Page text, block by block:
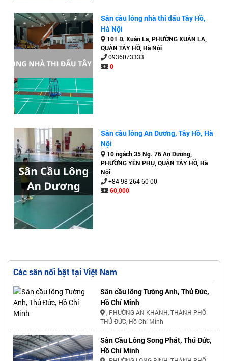
Sân cầu lông nhà thi đấu Tây Hồ,
Hà Nội
101 Đ. Xuân La, PHƯỜNG XUÂN LA,
QUẬN TÂY HỒ, Hà Nội
0936073333
0
Sân cầu lông An Dương, Tây Hồ, Hà
Nội
10 ngách 35 Ng. 76 An Dương,
PHƯỜNG YÊN PHỤ, QUẬN TÂY HỒ, Hà
Nội
+84 98 264 60 00
60,000
Các sân nổi bật tại Việt Nam
Sân cầu lông Tường Anh, Thủ Đức,
Hồ Chí Minh
, PHƯỜNG AN KHÁNH, THÀNH PHỐ
THỦ ĐỨC, Hồ Chí Minh
Sân Cầu Lông Song Phát, Thủ Đức,
Hồ Chí Minh